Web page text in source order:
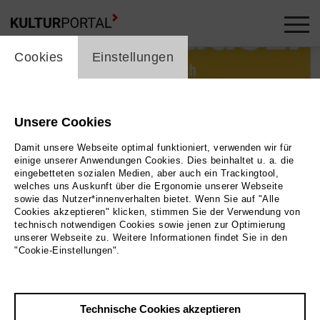
Übersicht
cookie_layer
Cookies Einstellungen
Unsere Cookies
Damit unsere Webseite optimal funktioniert, verwenden wir für
einige unserer Anwendungen Cookies. Dies beinhaltet u. a. die
eingebetteten sozialen Medien, aber auch ein Trackingtool,
welches uns Auskunft über die Ergonomie unserer Webseite
sowie das Nutzer*innenverhalten bietet. Wenn Sie auf "Alle
Cookies akzeptieren" klicken, stimmen Sie der Verwendung von
technisch notwendigen Cookies sowie jenen zur Optimierung
unserer Webseite zu. Weitere Informationen findet Sie in den
"Cookie-Einstellungen".
Technische Cookies akzeptieren